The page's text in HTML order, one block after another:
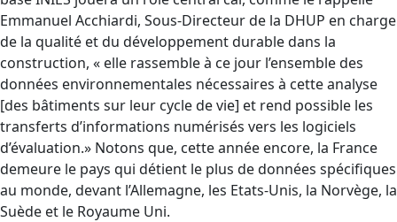
Emmanuel Acchiardi, Sous-Directeur de la DHUP en charge
de la qualité et du développement durable dans la
construction, « elle rassemble à ce jour l’ensemble des
données environnementales nécessaires à cette analyse
[des bâtiments sur leur cycle de vie] et rend possible les
transferts d’informations numérisés vers les logiciels
d’évaluation.» Notons que, cette année encore, la France
demeure le pays qui détient le plus de données spécifiques
au monde, devant l’Allemagne, les Etats-Unis, la Norvège, la
Suède et le Royaume Uni.